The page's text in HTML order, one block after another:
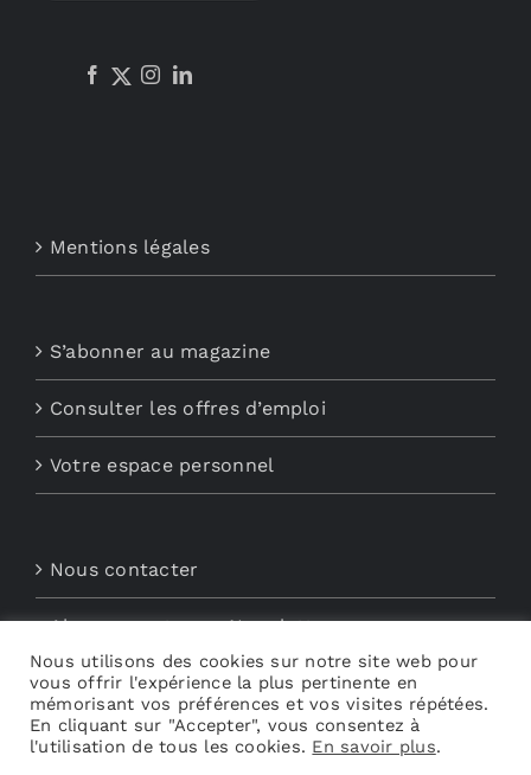
Mentions légales
S’abonner au magazine
Consulter les offres d’emploi
Votre espace personnel
Nous contacter
Abonnements aux Newsletters
Découvrez My Audio
Nous utilisons des cookies sur notre site web pour
vous offrir l'expérience la plus pertinente en
mémorisant vos préférences et vos visites répétées.
En cliquant sur "Accepter", vous consentez à
l'utilisation de tous les cookies. En savoir plus.